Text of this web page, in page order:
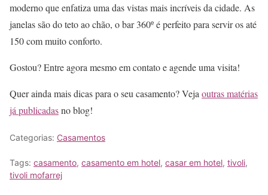
moderno que enfatiza uma das vistas mais incríveis da cidade. As
janelas são do teto ao chão, o bar 360º é perfeito para servir os até
150 com muito conforto.
Gostou? Entre agora mesmo em contato e agende uma visita!
Quer ainda mais dicas para o seu casamento? Veja outras matérias
já publicadasno blog!
Categorias: Casamentos
Tags: casamento, casamento em hotel, casar em hotel, tivoli,
tivoli mofarrej